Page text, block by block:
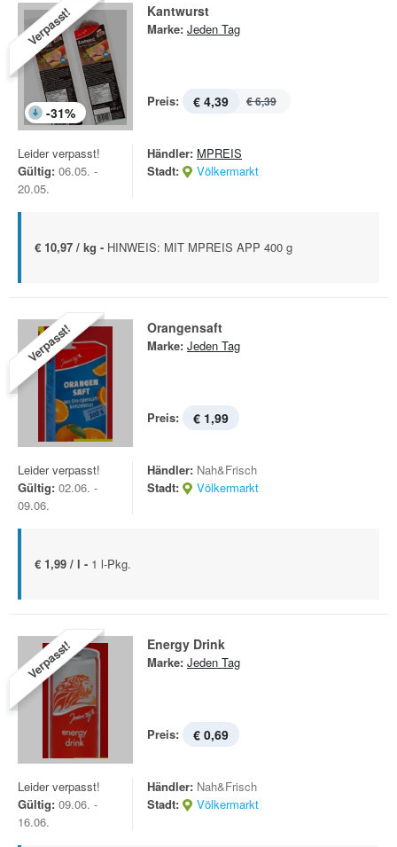
Verpasst!
-31%
Kantwurst
Marke: Jeden Tag
Preis: € 4,39 € 6,39
Leider verpasst!
Gültig: 06.05. -
20.05.
Händler: MPREIS
Stadt:
Völkermarkt
€ 10,97 / kg - HINWEIS: MIT MPREIS APP 400 g
Verpasst! Orangensaft
Marke: Jeden Tag
Preis: € 1,99
Leider verpasst!
Gültig: 02.06. -
09.06.
Händler: Nah&Frisch
Stadt:
Völkermarkt
€ 1,99 / l - 1 l-Pkg.
Verpasst! Energy Drink
Marke: Jeden Tag
Preis: € 0,69
Leider verpasst!
Gültig: 09.06. -
16.06.
Händler: Nah&Frisch
Stadt:
Völkermarkt